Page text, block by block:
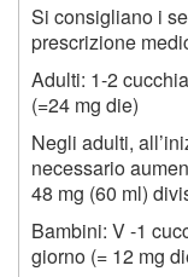
Si consigliano i
prescrizione
Adulti: 1-2
(=24 mg die)
Negli adulti,
necessario
48 mg (60 ml)
Bambini: V -1
giorno (= 12 mg